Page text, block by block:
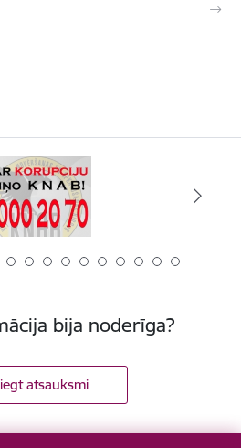
bija noderīga?
atsauksmi